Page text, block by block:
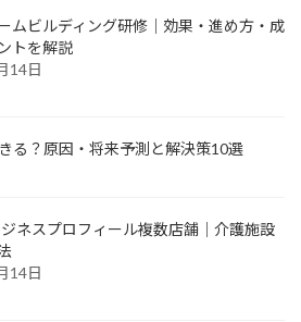
ムビルディング研修｜効果・進め方・成
トを解説
14日
る？原因・将来予測と解決策10選
ネスプロフィール複数店舗｜介護施設
14日